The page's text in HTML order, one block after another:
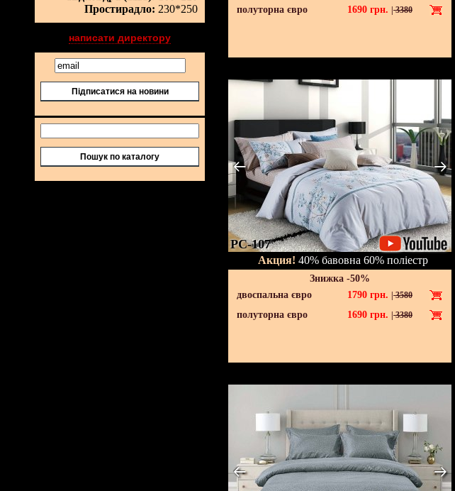
Простирадло: 230*250
написати директору
Підписатися на новини
Пошук по каталогу
полуторна євро 1690 грн. 3380
PC-107
Акция! 40% бавовна 60% поліестр
Знижка -50%
двоспальна євро
1790 грн. 3580
полуторна євро 1690 грн. 3380